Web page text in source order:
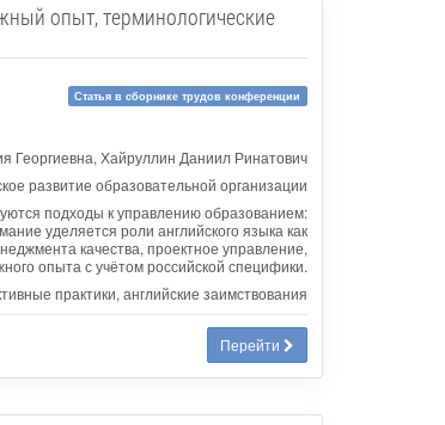
опыт, терминологические
Статья в сборнике трудов конференции
Георгиевна, Хайруллин Даниил Ринатович
развитие образовательной организации
подходы к управлению образованием:
уделяется роли английского языка как
качества, проектное управление,
опыта с учётом российской специфики.
практики, английские заимствования
Перейти